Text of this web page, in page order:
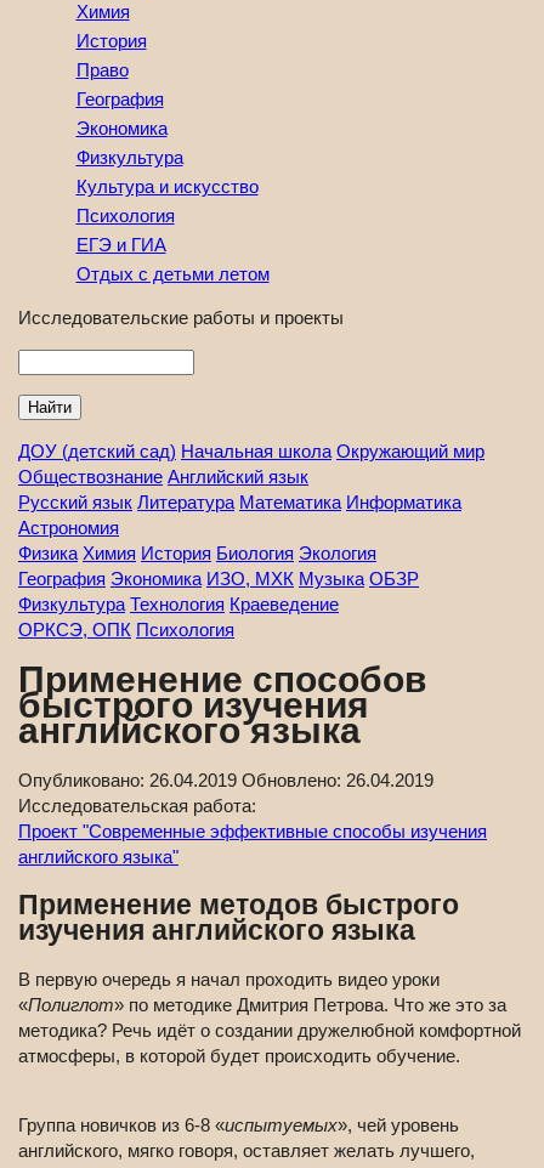
Химия
История
Право
География
Экономика
Физкультура
Культура и искусство
Психология
ЕГЭ и ГИА
Отдых с детьми летом
Исследовательские работы и проекты
ДОУ (детский сад) Начальная школа Окружающий мир
Обществознание Английский язык
Русский язык Литература Математика Информатика
Астрономия
Физика Химия История Биология Экология
География Экономика ИЗО, МХК Музыка ОБЗР
Физкультура Технология Краеведение
ОРКСЭ, ОПК Психология
Применение способов
быстрого изучения
английского языка
Опубликовано: 26.04.2019 Обновлено: 26.04.2019
Исследовательская работа:
Проект "Современные эффективные способы изучения
английского языка"
Применение методов быстрого
изучения английского языка
В первую очередь я начал проходить видео уроки
«Полиглот» по методике Дмитрия Петрова. Что же это за
методика? Речь идёт о создании дружелюбной комфортной
атмосферы, в которой будет происходить обучение.
Группа новичков из 6-8 «испытуемых», чей уровень
английского, мягко говоря, оставляет желать лучшего,